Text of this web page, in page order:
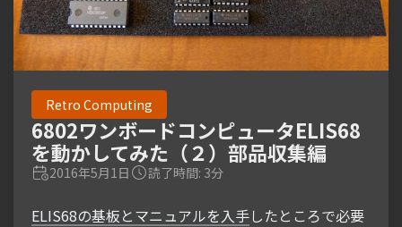
Retro Computing
6802ワンボードコンピュータELIS68
を動かしてみた（２）部品収集編
2016年5月1日 読了時間: 3分
ELIS68の基板とマニュアルを入手したところで必要